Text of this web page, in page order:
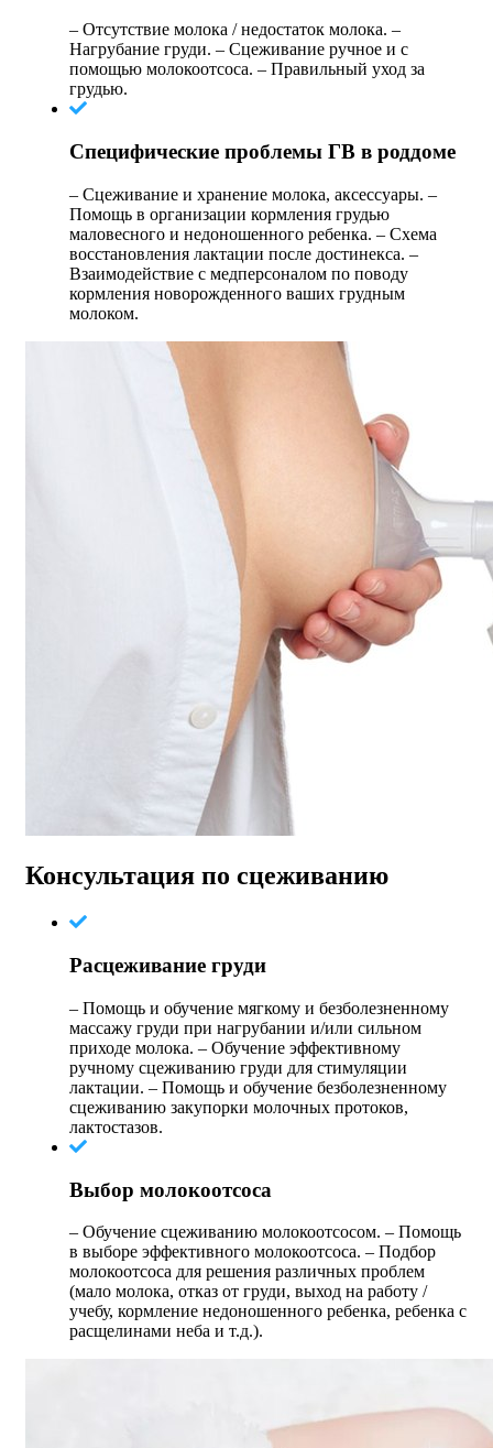
– Отсутствие молока / недостаток молока. –
Нагрубание груди. – Сцеживание ручное и с
помощью молокоотсоса. – Правильный уход за
грудью.
Специфические проблемы ГВ в роддоме
– Сцеживание и хранение молока, аксессуары. –
Помощь в организации кормления грудью
маловесного и недоношенного ребенка. – Схема
восстановления лактации после достинекса. –
Взаимодействие с медперсоналом по поводу
кормления новорожденного ваших грудным
молоком.
Консультация по сцеживанию
Расцеживание груди
– Помощь и обучение мягкому и безболезненному
массажу груди при нагрубании и/или сильном
приходе молока. – Обучение эффективному
ручному сцеживанию груди для стимуляции
лактации. – Помощь и обучение безболезненному
сцеживанию закупорки молочных протоков,
лактостазов.
Выбор молокоотсоса
– Обучение сцеживанию молокоотсосом. – Помощь
в выборе эффективного молокоотсоса. – Подбор
молокоотсоса для решения различных проблем
(мало молока, отказ от груди, выход на работу /
учебу, кормление недоношенного ребенка, ребенка с
расщелинами неба и т.д.).